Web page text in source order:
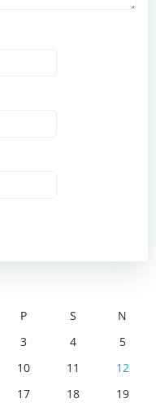
P S
N
3 4
5
10 11
12
17 18
19